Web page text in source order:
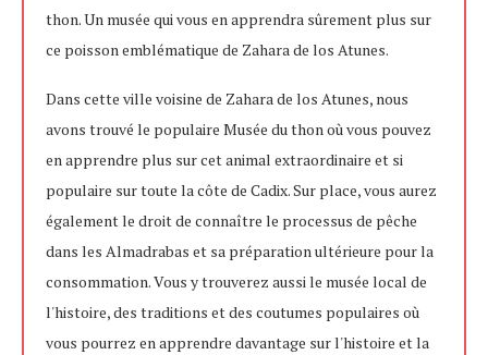
thon. Un musée qui vous en apprendra sûrement plus sur
ce poisson emblématique de Zahara de los Atunes.
Dans cette ville voisine de Zahara de los Atunes, nous
avons trouvé le populaire Musée du thon où vous pouvez
en apprendre plus sur cet animal extraordinaire et si
populaire sur toute la côte de Cadix. Sur place, vous aurez
également le droit de connaître le processus de pêche
dans les Almadrabas et sa préparation ultérieure pour la
consommation. Vous y trouverez aussi le musée local de
l'histoire, des traditions et des coutumes populaires où
vous pourrez en apprendre davantage sur l'histoire et la